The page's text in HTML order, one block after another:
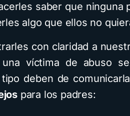
saber que ninguna
algo que ellos no
con claridad a
víctima de abuso
deben de
para los padres: